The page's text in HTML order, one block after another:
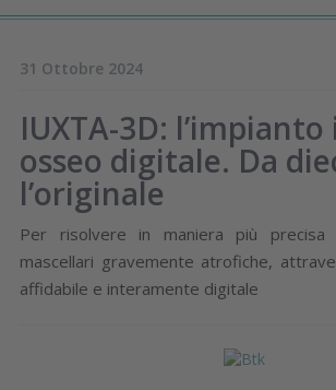
31 Ottobre 2024
IUXTA-3D:
osseo digitale. Da
l’originale
Per risolvere in maniera più
mascellari gravemente atrofiche,
affidabile e interamente digitale